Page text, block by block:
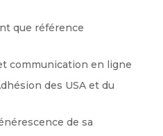
que référence
communication en ligne
des USA et du
de sa